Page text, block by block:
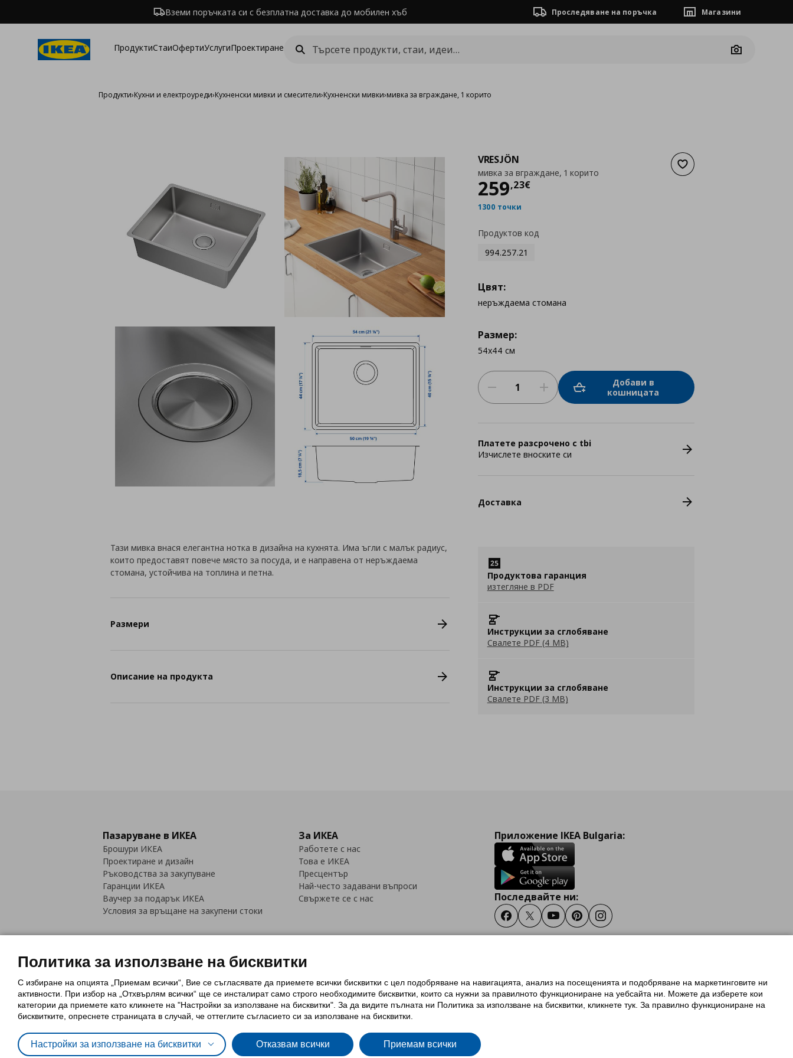
Вземи поръчката си с безплатна доставка до мобилен хъб Проследяване на поръчка Магазини
ПродуктиСтаиОфертиУслугиПроектиране
Camera
Продукти›Кухни и електроуреди›Кухненски мивки и смесители›Кухненски мивки›мивка за вграждане, 1 корито
Добави към списъка с
VRESJÖN
мивка за вграждане, 1 корито
259,23€
Цена
1300 точки
Продуктов код
994.257.21
Цвят:
неръждаема стомана
Размер:
54x44 см
Добави в
кошницата
Платете разсрочено с tbi
Изчислете вноските си
Доставка
Продуктова гаранция
изтегляне в PDF
Инструкции за сглобяване
Свалете PDF (4 MB)
Инструкции за сглобяване
Свалете PDF (3 MB)
Тази мивка внася елегантна нотка в дизайна на кухнята. Има ъгли с малък радиус,
които предоставят повече място за посуда, и е направена от неръждаема
стомана, устойчива на топлина и петна.
Размери
Описание на продукта
Пазаруване в ИКЕА
Брошури ИКЕА
Проектиране и дизайн
Ръководства за закупуване
Гаранции ИКЕА
Ваучер за подарък ИКЕА
Условия за връщане на закупени стоки
За ИКЕА
Работете с нас
Това е ИКЕА
Пресцентър
Най-често задавани въпроси
Свържете се с нас
Приложение IKEA Bulgaria:
Последвайте ни:
FacebookTwitterYoutubePinterestInstagram
Политика за използване на бисквитки (Cookies)Избор на настройки за използване на бисквиткиУсловия за ползване на ikea.bg
Обща политика за личните данни
Политика за защита на личните данни на ikea.bg
Общи условия на програма IKEA Family
Политика за защита на лични данни на програма IKEA Family
Политика за използване на бисквитки
С избиране на опцията „Приемам всички“, Вие се съгласявате да приемете всички бисквитки с цел подобряване на навигацията, анализ на посещенията и подобряване на маркетинговите ни
активности. При избор на „Отхвърлям всички“ ще се инсталират само строго необходимитe бисквитки, които са нужни за правилното функциониране на уебсайта ни. Можете да изберете кои
категории да приемете като кликнете на "Настройки за използване на бисквитки". За да видите пълната ни Политика за използване на бисквитки, кликнете тук. За правилно функциониране на
бисквитките, опреснете страницата в случай, че оттеглите съгласието си за използване на бисквитки.
Настройки за използване на бисквитки Отказвам всички Приемам всички